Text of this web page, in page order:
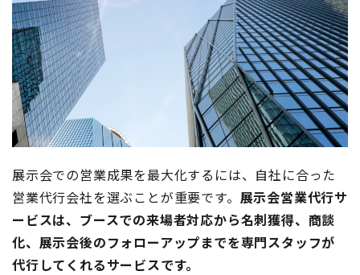
展示会での営業成果を最大化するには、自社に合った
営業代行会社を選ぶことが重要です。 展示会営業代行サ
ービスは、ブースでの来場者対応から名刺獲得、商談
化、展示会後のフォローアップまでを専門スタッフが
代行してくれるサービスです。